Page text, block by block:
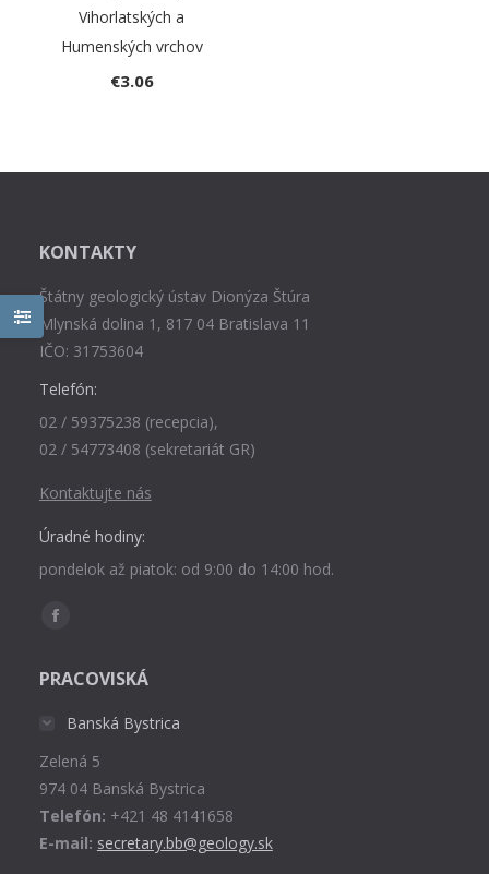
Vihorlatských a
Humenských vrchov
€3.06
KONTAKTY
Štátny geologický ústav Dionýza Štúra
Mlynská dolina 1, 817 04 Bratislava 11
IČO: 31753604
Telefón:
02 / 59375238 (recepcia),
02 / 54773408 (sekretariát GR)
Kontaktujte nás
Úradné hodiny:
pondelok až piatok: od 9:00 do 14:00 hod.
Find us on:
Facebook
opens
window
PRACOVISKÁ
Banská Bystrica
Zelená 5
974 04 Banská Bystrica
Telefón: +421 48 4141658
E-mail: secretary.bb@geology.sk